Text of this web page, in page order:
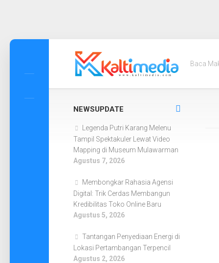
Skip
Baca
NEWSUPDATE
Legenda Putri Karang Melenu
Tampil Spektakuler Lewat Video
Mapping di Museum Mulawarman
Agustus 7, 2026
Membongkar Rahasia Agensi
Digital: Trik Cerdas Membangun
Kredibilitas Toko Online Baru
Agustus 5, 2026
Tantangan Penyediaan Energi di
Lokasi Pertambangan Terpencil
Agustus 2, 2026